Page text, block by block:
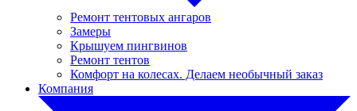
Ремонт тентовых ангаров
Замеры
Крышуем пингвинов
Ремонт тентов
Комфорт на колесах. Делаем необычный заказ
Компания